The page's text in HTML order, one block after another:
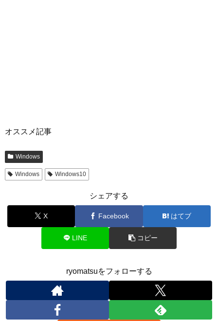
オススメ記事
Windows
Windows Windows10
シェアする
X Facebook はてブ
LINE コピー
ryomatsuをフォローする